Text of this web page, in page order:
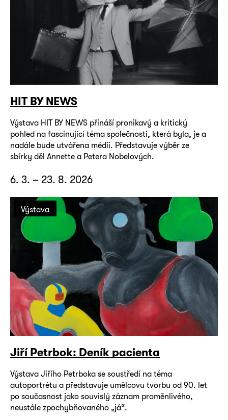
HIT BY NEWS
Výstava HIT BY NEWS přináší pronikavý a kritický
pohled na fascinující téma společnosti, která byla, je a
nadále bude utvářena médii. Představuje výběr ze
sbírky děl Annette a Petera Nobelových.
6. 3. – 23. 8. 2026
Výstava
Jiří Petrbok: Deník pacienta
Výstava Jiřího Petrboka se soustředí na téma
autoportrétu a představuje umělcovu tvorbu od 90. let
po současnost jako souvislý záznam proměnlivého,
neustále zpochybňovaného „já“.